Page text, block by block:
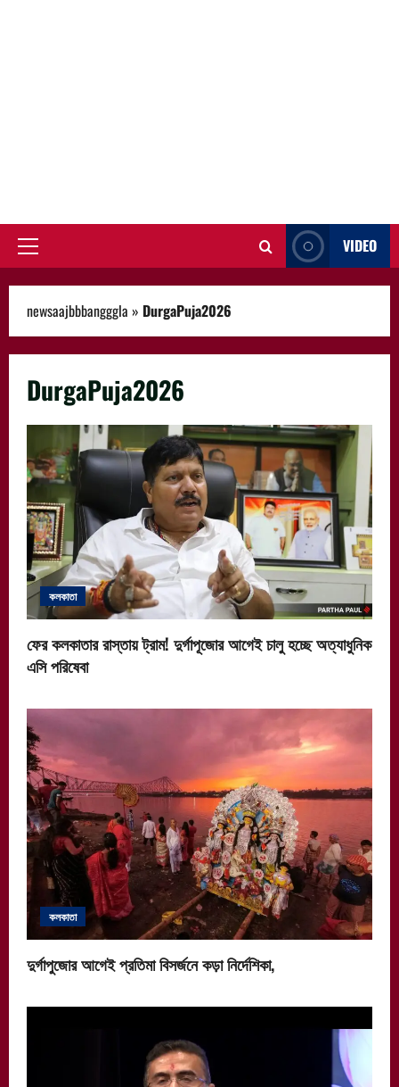
Primary
VIDEO
newsaajbbbangggla » DurgaPuja2026
DurgaPuja2026
কলকাতা
ফের কলকাতার রাস্তায় ট্রাম! দুর্গাপূজোর আগেই চালু হচ্ছে অত্যাধুনিক
এসি পরিষেবা
কলকাতা
দুর্গাপুজোর আগেই প্রতিমা বিসর্জনে কড়া নির্দেশিকা,